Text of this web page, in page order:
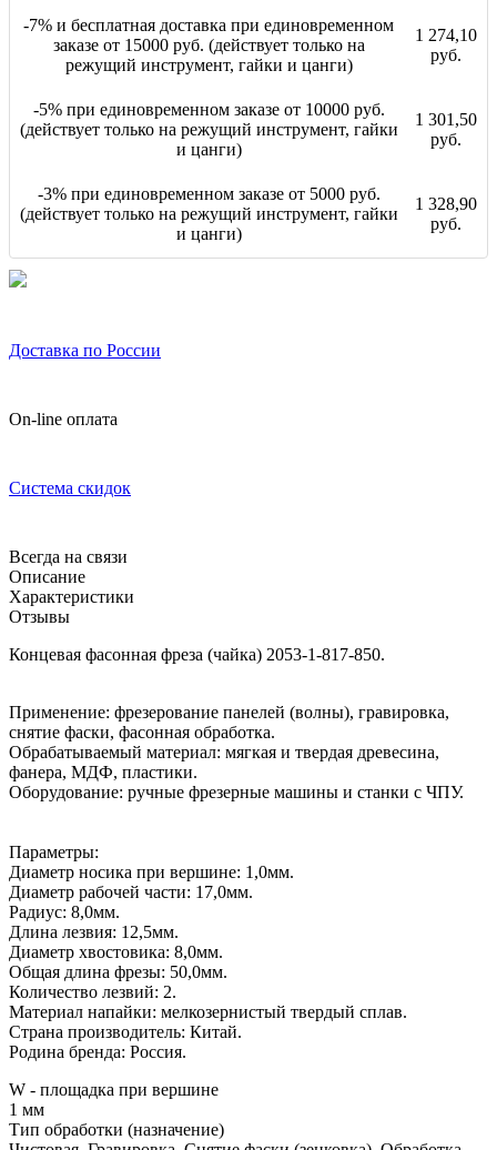
-7% и бесплатная доставка при единовременном
заказе от 15000 руб. (действует только на
режущий инструмент, гайки и цанги)
1 274,10
руб.
-5% при единовременном заказе от 10000 руб.
(действует только на режущий инструмент, гайки
и цанги)
1 301,50
руб.
-3% при единовременном заказе от 5000 руб.
(действует только на режущий инструмент, гайки
и цанги)
1 328,90
руб.
Доставка по России
On-line оплата
Система скидок
Всегда на связи
Описание
Характеристики
Отзывы
Концевая фасонная фреза (чайка) 2053-1-817-850.
Применение: фрезерование панелей (волны), гравировка,
снятие фаски, фасонная обработка.
Обрабатываемый материал: мягкая и твердая древесина,
фанера, МДФ, пластики.
Оборудование: ручные фрезерные машины и станки с ЧПУ.
Параметры:
Диаметр носика при вершине: 1,0мм.
Диаметр рабочей части: 17,0мм.
Радиус: 8,0мм.
Длина лезвия: 12,5мм.
Диаметр хвостовика: 8,0мм.
Общая длина фрезы: 50,0мм.
Количество лезвий: 2.
Материал напайки: мелкозернистый твердый сплав.
Страна производитель: Китай.
Родина бренда: Россия.
W - площадка при вершине
1 мм
Тип обработки (назначение)